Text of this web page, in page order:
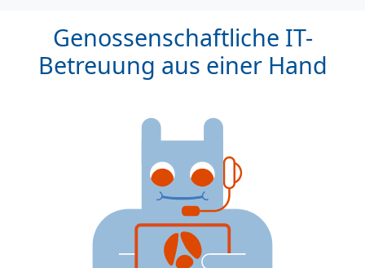
Genossenschaftliche IT-
Betreuung aus einer Hand